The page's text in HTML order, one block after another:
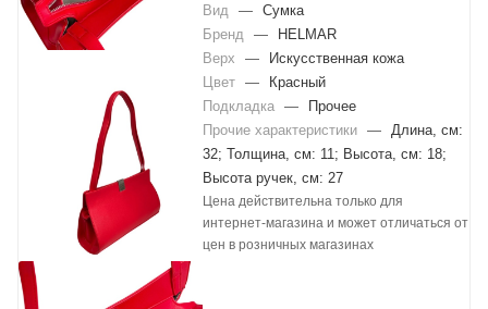
Вид
—
Сумка
Бренд
—
HELMAR
Верх
—
Искусственная кожа
Цвет
—
Красный
Подкладка
—
Прочее
Прочие характеристики
—
Длина, см:
32; Толщина, см: 11; Высота, см: 18;
Высота ручек, см: 27
Цена действительна только для
интернет-магазина и может отличаться от
цен в розничных магазинах